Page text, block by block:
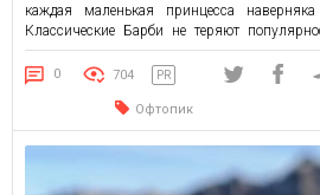
каждая маленькая принцесса
Классические Барби не теряют
продажах по всему миру. Но есть
которых мечтают девочки. Куклы L.O.L.
в волшебный […]
0 704 PR
Офтопик